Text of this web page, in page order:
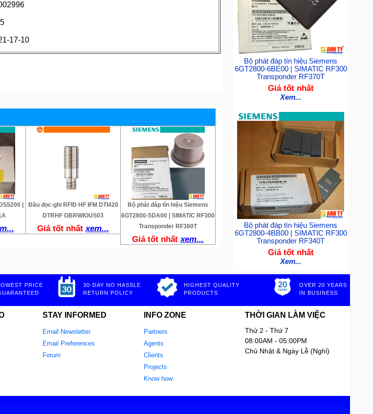
17-10
|
Đầu đọc-ghi RFID HF IFM DTI420
DTRHF GBRWIOUS03
Giá tốt nhấtxem...
Bộ phát đáp tín hiệu Siemens
6GT2800-5DA00 | SIMATIC RF300
Transponder RF380T
Giá tốt nhấtxem...
Bộ phát đáp tín hiệu Siemens
6GT2800-6BE00 | SIMATIC RF300
Transponder RF370T
Giá tốt nhất
Xem...
Bộ phát đáp tín hiệu Siemens
6GT2800-4BB00 | SIMATIC RF300
Transponder RF340T
Giá tốt nhất
Xem...
PRICE
30-DAY NO HASSLE
RETURN POLICY
HIGHEST QUALITY
PRODUCTS
OVER 20 YEARS
IN BUSINESS
STAY INFORMED
Email Newsletter
Email Preferences
Forum
INFO ZONE
Partners
Agents
Clients
Projects
Know how
THỜI GIAN LÀM VIỆC
Thứ 2 - Thứ 7
08:00AM - 05:00PM
Chủ Nhật & Ngày Lễ (Nghỉ)